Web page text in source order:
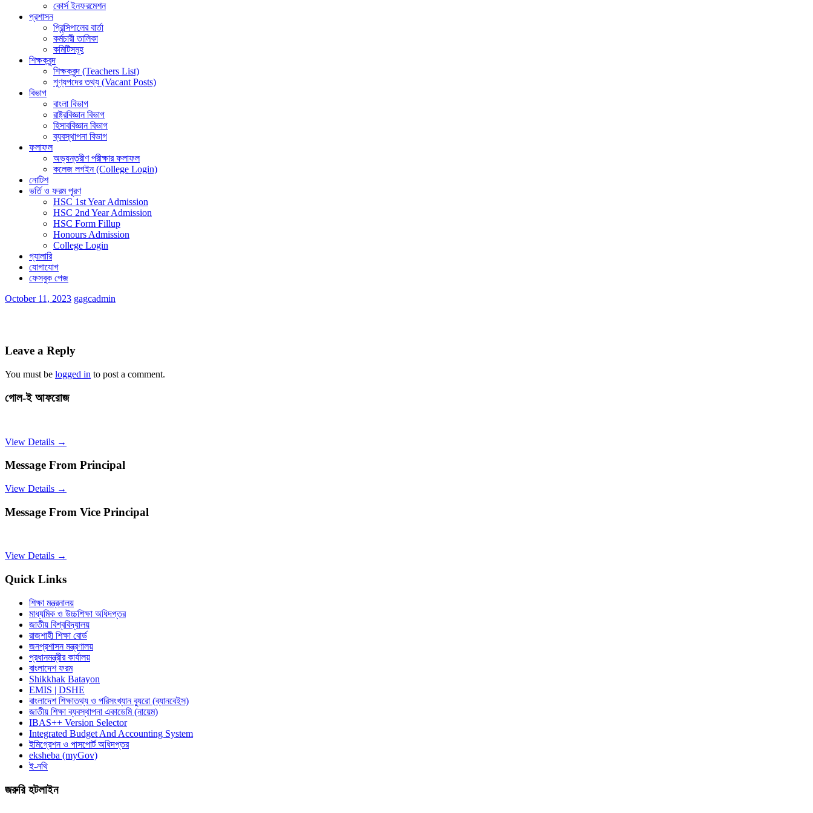
কোর্স ইনফরমেশন
প্রশাসন
প্রিন্সিপালের বার্তা
কর্মচারী তালিকা
কমিটিসমূহ
শিক্ষকবৃন্দ
শিক্ষকবৃন্দ (Teachers List)
শূণ্যপদের তথ্য (Vacant Posts)
বিভাগ
বাংলা বিভাগ
রাষ্ট্রবিজ্ঞান বিভাগ
হিসাববিজ্ঞান বিভাগ
ব্যবস্থাপনা বিভাগ
ফলাফল
অভ্যন্তরীণ পরীক্ষার ফলাফল
কলেজ লগইন (College Login)
নোটিশ
ভর্তি ও ফরম পূরণ
HSC 1st Year Admission
HSC 2nd Year Admission
HSC Form Fillup
Honours Admission
College Login
গ্যালারি
যোগাযোগ
ফেসবুক পেজ
October 11, 2023 gagcadmin
Leave a Reply
You must be logged in to post a comment.
গোল-ই আফরোজ
View Details →
Message From Principal
View Details →
Message From Vice Principal
View Details →
Quick Links
শিক্ষা মন্ত্রনালয়
মাধ্যমিক ও উচ্চশিক্ষা অধিদপ্তর
জাতীয় বিশ্ববিদ্যালয়
রাজশাহী শিক্ষা বোর্ড
জনপ্রশাসন মন্ত্রণালয়
প্রধানমন্ত্রীর কার্যালয়
বাংলাদেশ ফরম
Shikkhak Batayon
EMIS | DSHE
বাংলাদেশ শিক্ষাতথ্য ও পরিসংখ্যান ব্যুরো (ব্যানবেইস)
জাতীয় শিক্ষা ব্যবস্থাপনা একাডেমি (নায়েম)
IBAS++ Version Selector
Integrated Budget And Accounting System
ইমিগ্রেশন ও পাসপোর্ট অধিদপ্তর
eksheba (myGov)
ই-নথি
জরুরি হটলাইন